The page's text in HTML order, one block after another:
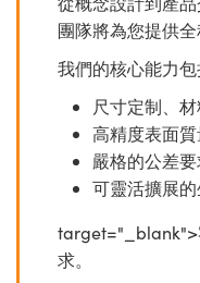
團隊將為您提供全
我們的核心能力包
尺寸定制、
高精度表面
嚴格的公差
可靈活擴展
target="_blank">
求。